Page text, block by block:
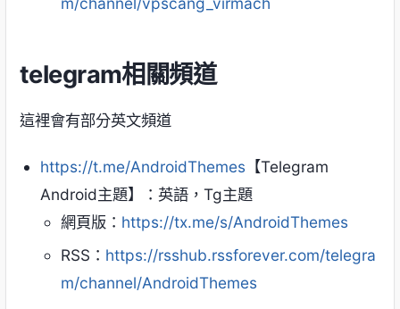
telegram相關頻道
這裡會有部分英文頻道
https://t.me/AndroidThemes 【Telegram
Android主題】：英語，Tg主題
網頁版： https://tx.me/s/AndroidThemes
RSS： https://rsshub.rssforever.com/telegra
m/channel/AndroidThemes